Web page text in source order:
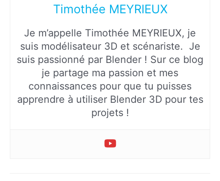
Timothée MEYRIEUX
Je m’appelle Timothée MEYRIEUX, je
suis modélisateur 3D et scénariste. Je
suis passionné par Blender ! Sur ce blog
je partage ma passion et mes
connaissances pour que tu puisses
apprendre à utiliser Blender 3D pour tes
projets !